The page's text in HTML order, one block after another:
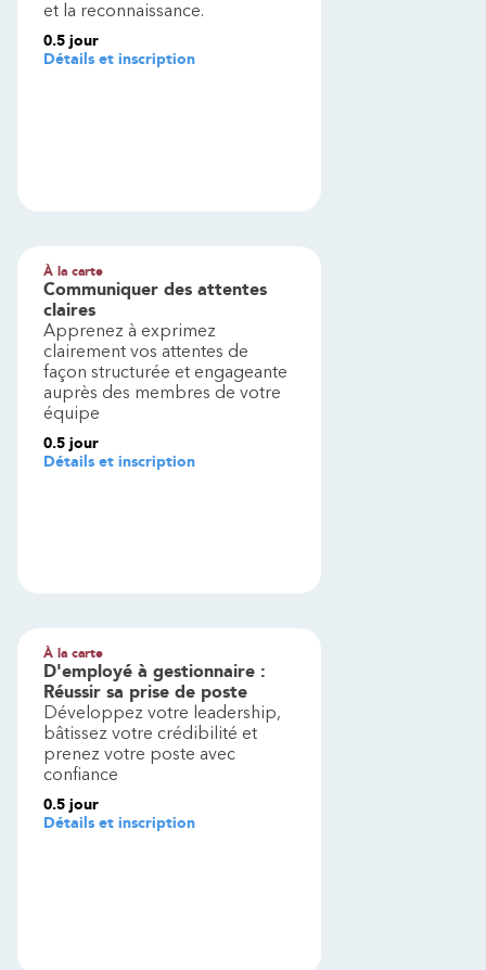
et la reconnaissance.
0.5 jour
Détails et inscription
À la carte
Communiquer des attentes
claires
Apprenez à exprimez
clairement vos attentes de
façon structurée et engageante
auprès des membres de votre
équipe
0.5 jour
Détails et inscription
À la carte
D'employé à gestionnaire :
Réussir sa prise de poste
Développez votre leadership,
bâtissez votre crédibilité et
prenez votre poste avec
confiance
0.5 jour
Détails et inscription